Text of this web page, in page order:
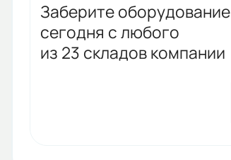
Заберите оборудование
сегодня с любого
из 23 складов компании